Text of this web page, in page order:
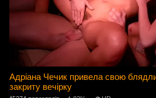
Адріана Чечик привела свою
закриту вечірку